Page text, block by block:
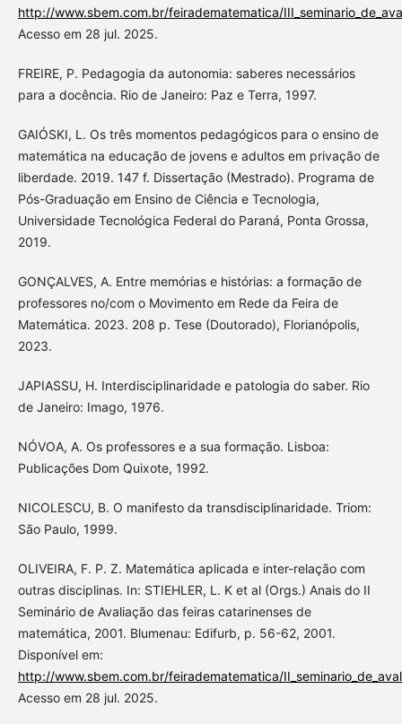
http://www.sbem.com.br/feiradematematica/
Acesso em 28 jul. 2025.
FREIRE, P. Pedagogia da autonomia: saberes necessários
para a docência. Rio de Janeiro: Paz e Terra, 1997.
GAIÓSKI, L. Os três momentos pedagógicos para o ensino de
matemática na educação de jovens e adultos em privação de
liberdade. 2019. 147 f. Dissertação (Mestrado). Programa de
Pós-Graduação em Ensino de Ciência e Tecnologia,
Universidade Tecnológica Federal do Paraná, Ponta Grossa,
2019.
GONÇALVES, A. Entre memórias e histórias: a formação de
professores no/com o Movimento em Rede da Feira de
Matemática. 2023. 208 p. Tese (Doutorado), Florianópolis,
2023.
JAPIASSU, H. Interdisciplinaridade e patologia do saber. Rio
de Janeiro: Imago, 1976.
NÓVOA, A. Os professores e a sua formação. Lisboa:
Publicações Dom Quixote, 1992.
NICOLESCU, B. O manifesto da transdisciplinaridade. Triom:
São Paulo, 1999.
OLIVEIRA, F. P. Z. Matemática aplicada e inter-relação com
outras disciplinas. In: STIEHLER, L. K et al (Orgs.) Anais do II
Seminário de Avaliação das feiras catarinenses de
matemática, 2001. Blumenau: Edifurb, p. 56-62, 2001.
Disponível em:
http://www.sbem.com.br/feiradematematica/
Acesso em 28 jul. 2025.